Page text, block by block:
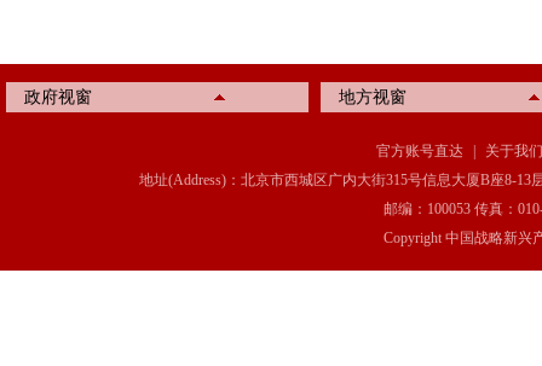
政府视窗 地方视窗
官方账号直达
关于我们
地址(Address)：北京市西城区广内大街315号信息大厦B座8-13
邮编：100053 传真：
Copyright 中国战略新兴